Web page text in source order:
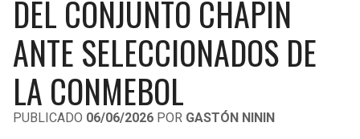
LIGA DE EXPANSIÓN MX
LEAGUES CUP
UEFA EUROPA LEAGUE
UEFA CONFERENCE LEAGUE
MLS
COPA LIBERTADORES
RAIDERS
CHARGERS
RAVENS
CAVALIERS
PISTONS
PACERS
DEL CONJUNTO CHAPÍN
ANTE SELECCIONADOS DE
LA CONMEBOL
PUBLICADO 06/06/2026 POR GASTÓN NININ